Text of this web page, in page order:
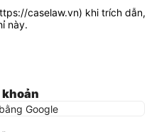
caselaw.vn) khi trích dẫn,
này.
khoản
Google